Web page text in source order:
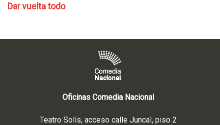
Dar vuelta todo
Oficinas Comedia Nacional
Teatro Solís, acceso calle Juncal, piso 2